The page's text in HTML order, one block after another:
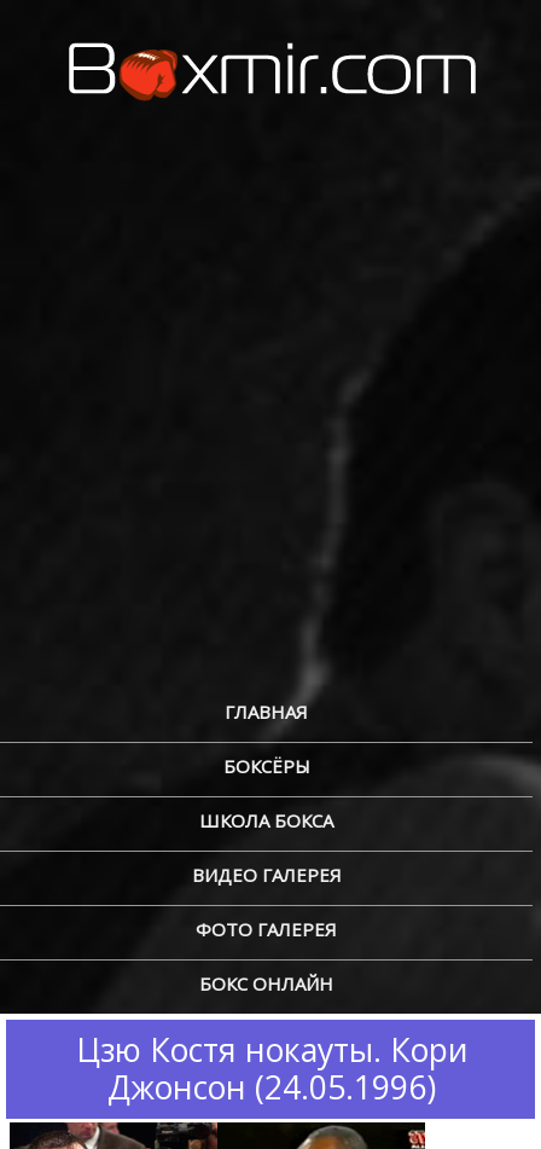
ГЛАВНАЯ
БОКСЁРЫ
ШКОЛА БОКСА
ВИДЕО ГАЛЕРЕЯ
ФОТО ГАЛЕРЕЯ
БОКС ОНЛАЙН
Цзю Костя нокауты. Кори
Джонсон (24.05.1996)